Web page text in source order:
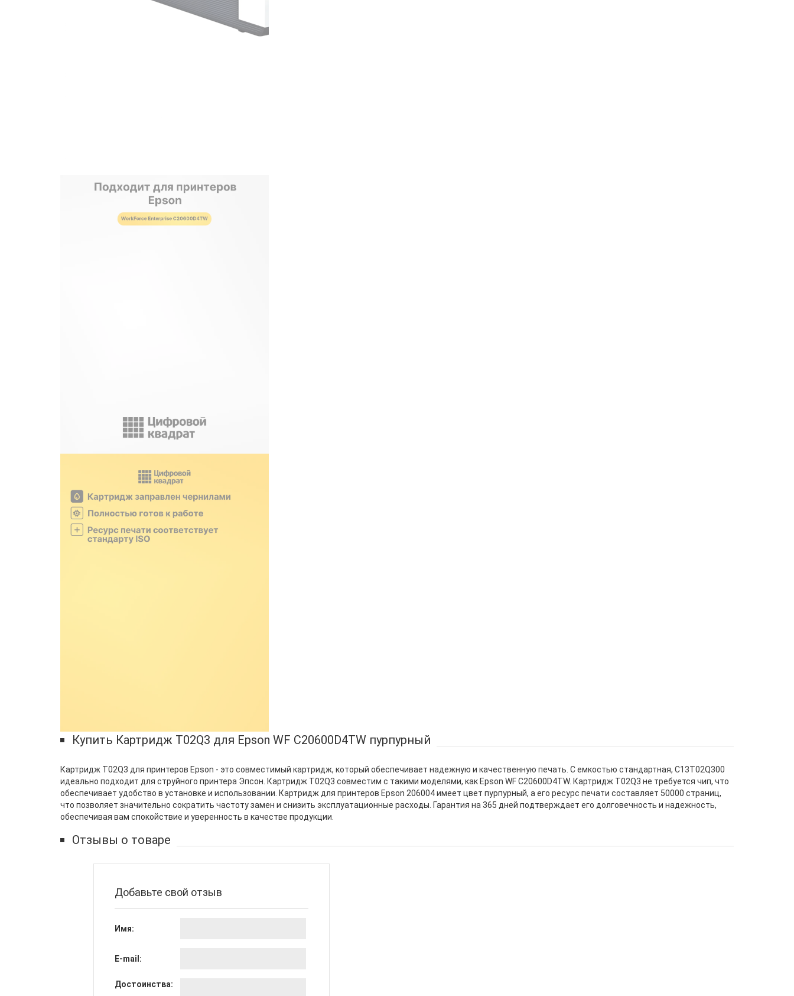
Купить Картридж T02Q3 для Epson WF C20600D4TW пурпурный
Картридж T02Q3 для принтеров Epson - это совместимый картридж, который обеспечивает надежную и качественную печать. С емкостью стандартная, C13T02Q300
идеально подходит для струйного принтера Эпсон. Картридж T02Q3 совместим с такими моделями, как Epson WF C20600D4TW. Картридж T02Q3 не требуется чип, что
обеспечивает удобство в установке и использовании. Картридж для принтеров Epson 206004 имеет цвет пурпурный, а его ресурс печати составляет 50000 страниц,
что позволяет значительно сократить частоту замен и снизить эксплуатационные расходы. Гарантия на 365 дней подтверждает его долговечность и надежность,
обеспечивая вам спокойствие и уверенность в качестве продукции.
Отзывы о товаре
Добавьте свой отзыв
Имя:
E-mail:
Достоинства: